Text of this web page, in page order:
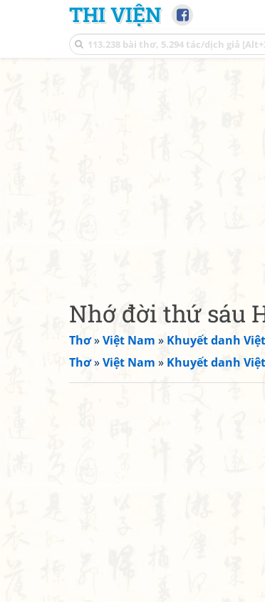
THI VIỆN
Nhớ đời thứ sáu
Thơ»Việt Nam » Khuyết danh
Thơ»Việt Nam » Khuyết danh